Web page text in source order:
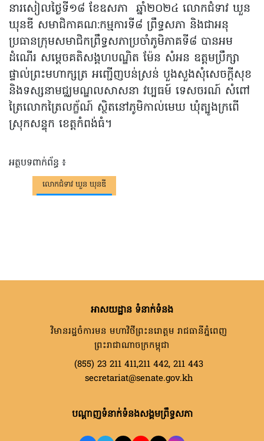
នារសៀលថ្ងៃទី១៨ ខែឧសភា ឆ្នាំ២០២៤ លោកជំទាវ ឃួន
ឃុនឌី សមាជិកាគណ:កម្មការទី៨ ព្រឹទ្ធសភា និងជាអនុ
ប្រធានក្រុមសមាជិកព្រឹទ្ធសភាប្រចាំភូមិភាគទី៨ បានអម
ដំណើរ សម្តេចគតិសង្គហបណ្ឌិត ម៉ែន សំអន ឧត្តមប្រឹក្សា
ផ្ទាល់ព្រះមហាក្សត្រ អញ្ជើញបន់ស្រន់ បួងសួងសុំសេចក្តីសុខ
និងទស្សនាមជ្ឈមណ្ឌលសាសនា វប្បធម៍ ទេសចរណ៍ សំពៅ
ត្រៃលោកត្រៃលក្ខ័ណ៍ ស្ថិតនៅភូមិកាល់មេឃ ឃុំត្បូងក្រពើ
ស្រុកសន្ទុក ខេត្តកំពង់ធំ។
អត្ថបទពាក់ព័ន្ធ ៖
លោកជំទាវ ឃួន ឃុនឌី
អាសយដ្ឋាន ទំនាក់ទំនង
វិមានរដ្ឋចំការមន មហាវិថីព្រះនរោត្តម រាជធានីភ្នំពេញ
ព្រះរាជាណាចក្រកម្ពុជា
(855) 23 211 411,211 442, 211 443
secretariat@senate.gov.kh
បណ្តាញទំនាក់ទំនងសង្គមព្រឹទ្ធសភា